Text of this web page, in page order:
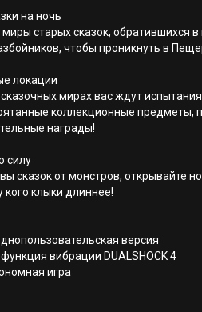
на ночь
миры старых сказок,
чтобы проникнуть в
локации
мирах вас ждут
коллекционные предметы,
награды!
силу
сказок от монстров, открывайте
кого клыки длиннее!
версия
вибрации DUALSHOCK 4
игра